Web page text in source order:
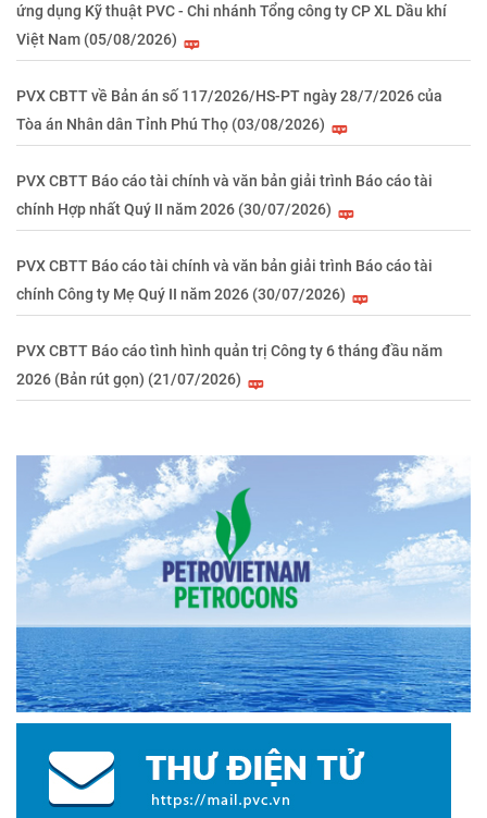
ứng dụng Kỹ thuật PVC - Chi nhánh Tổng công ty CP XL Dầu khí
Việt Nam (05/08/2026)
PVX CBTT về Bản án số 117/2026/HS-PT ngày 28/7/2026 của
Tòa án Nhân dân Tỉnh Phú Thọ (03/08/2026)
PVX CBTT Báo cáo tài chính và văn bản giải trình Báo cáo tài
chính Hợp nhất Quý II năm 2026 (30/07/2026)
PVX CBTT Báo cáo tài chính và văn bản giải trình Báo cáo tài
chính Công ty Mẹ Quý II năm 2026 (30/07/2026)
PVX CBTT Báo cáo tình hình quản trị Công ty 6 tháng đầu năm
2026 (Bản rút gọn) (21/07/2026)